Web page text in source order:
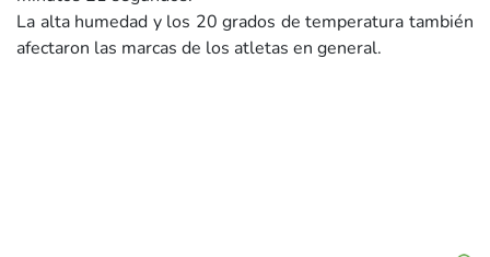
La alta humedad y los 20 grados de temperatura también
afectaron las marcas de los atletas en general.